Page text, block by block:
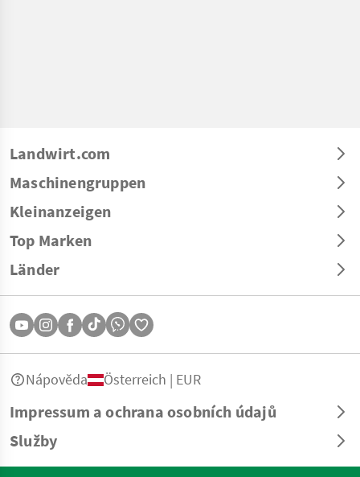
Landwirt.com
Maschinengruppen
Kleinanzeigen
Top Marken
Länder
Impressum a ochrana osobních údajů
Služby
Nápověda Österreich | EUR